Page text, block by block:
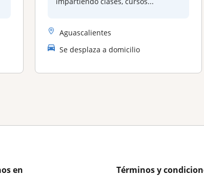
Aguascalientes
Se desplaza a domicilio
en
Términos y